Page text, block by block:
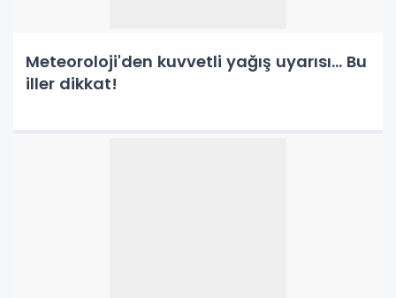
Meteoroloji'den kuvvetli yağış uyarısı... Bu
iller dikkat!